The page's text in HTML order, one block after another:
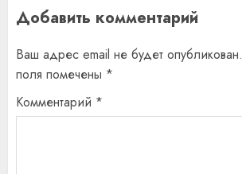
Добавить комментарий
Ваш адрес email не будет опубликован.
поля помечены *
Комментарий *